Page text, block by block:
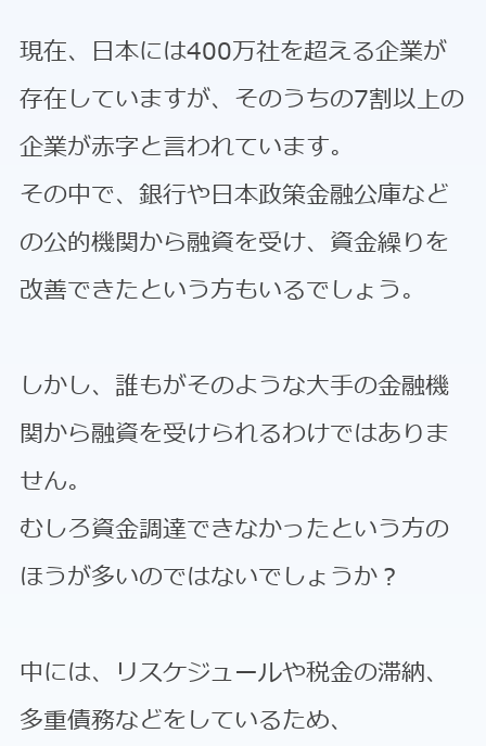
現在、日本には400万社を超える企業が
存在していますが、そのうちの7割以上の
企業が赤字と言われています。
その中で、銀行や日本政策金融公庫など
の公的機関から融資を受け、資金繰りを
改善できたという方もいるでしょう。
しかし、誰もがそのような大手の金融機
関から融資を受けられるわけではありま
せん。
むしろ資金調達できなかったという方の
ほうが多いのではないでしょうか？
中には、リスケジュールや税金の滞納、
多重債務などをしているため、